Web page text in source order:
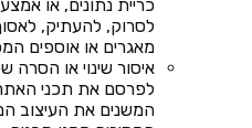
כריית נתונים, או
לסרוק, להעתיק,
מאגרים או אוספים
איסור שינוי או הסרה
לפרסם את תכני
המשנים את העיצוב